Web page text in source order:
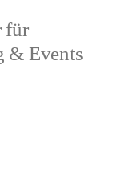
für
& Events